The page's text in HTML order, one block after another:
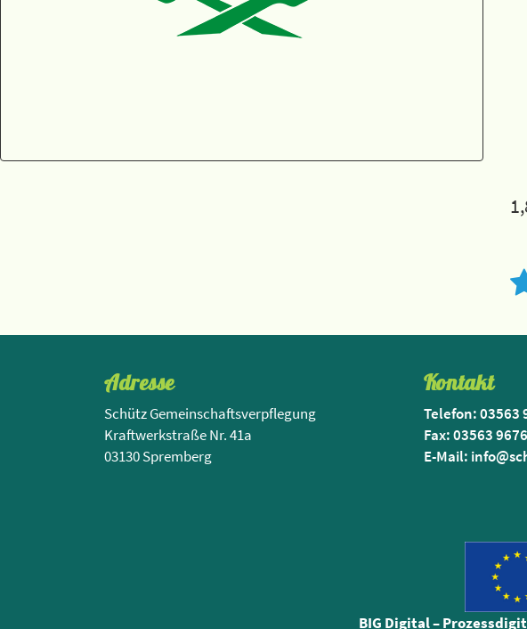
Adresse
Schütz Gemeinschaftsverpflegung
Kraftwerkstraße Nr. 41a
03130 Spremberg
Kontakt
Telefon: 03563
Fax: 03563
E-Mail:
BIG Digital –